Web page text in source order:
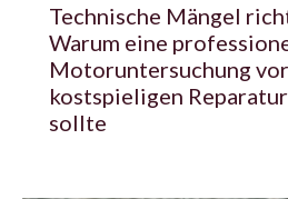
Technische Mängel
Warum eine
Motoruntersuchung
kostspieligen
sollte